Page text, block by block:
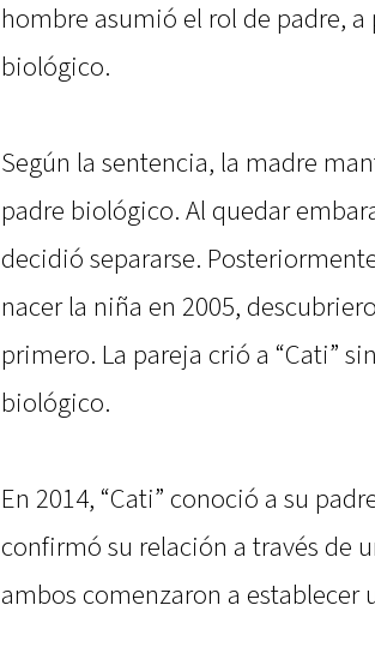
hombre asumió el rol de padre,
biológico.
Según la sentencia, la madre
padre biológico. Al quedar
decidió separarse.
nacer la niña en 2005,
primero. La pareja crió a “Cati”
biológico.
En 2014, “Cati” conoció a su
confirmó su relación a través de
ambos comenzaron a establecer